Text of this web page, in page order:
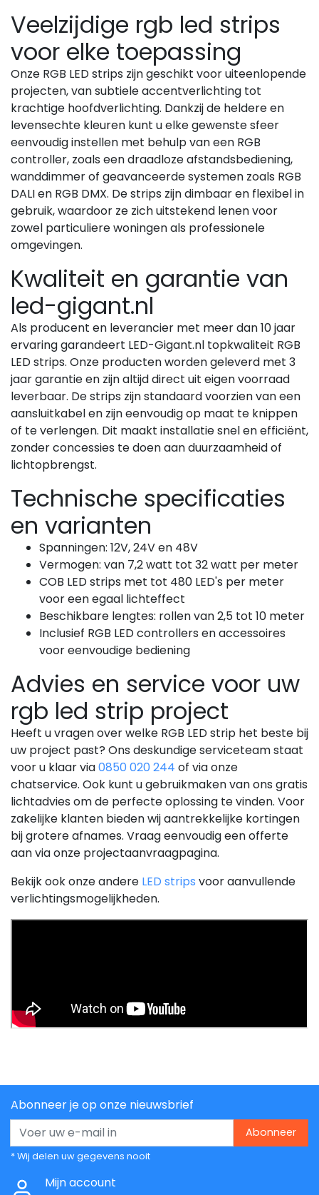
Veelzijdige rgb led strips
voor elke toepassing
Onze RGB LED strips zijn geschikt voor uiteenlopende
projecten, van subtiele accentverlichting tot
krachtige hoofdverlichting. Dankzij de heldere en
levensechte kleuren kunt u elke gewenste sfeer
eenvoudig instellen met behulp van een RGB
controller, zoals een draadloze afstandsbediening,
wanddimmer of geavanceerde systemen zoals RGB
DALI en RGB DMX. De strips zijn dimbaar en flexibel in
gebruik, waardoor ze zich uitstekend lenen voor
zowel particuliere woningen als professionele
omgevingen.
Kwaliteit en garantie van
led-gigant.nl
Als producent en leverancier met meer dan 10 jaar
ervaring garandeert LED-Gigant.nl topkwaliteit RGB
LED strips. Onze producten worden geleverd met 3
jaar garantie en zijn altijd direct uit eigen voorraad
leverbaar. De strips zijn standaard voorzien van een
aansluitkabel en zijn eenvoudig op maat te knippen
of te verlengen. Dit maakt installatie snel en efficiënt,
zonder concessies te doen aan duurzaamheid of
lichtopbrengst.
Technische specificaties
en varianten
Spanningen: 12V, 24V en 48V
Vermogen: van 7,2 watt tot 32 watt per meter
COB LED strips met tot 480 LED's per meter
voor een egaal lichteffect
Beschikbare lengtes: rollen van 2,5 tot 10 meter
Inclusief RGB LED controllers en accessoires
voor eenvoudige bediening
Advies en service voor uw
rgb led strip project
Heeft u vragen over welke RGB LED strip het beste bij
uw project past? Ons deskundige serviceteam staat
voor u klaar via0850 020 244 of via onze
chatservice. Ook kunt u gebruikmaken van ons gratis
lichtadvies om de perfecte oplossing te vinden. Voor
zakelijke klanten bieden wij aantrekkelijke kortingen
bij grotere afnames. Vraag eenvoudig een offerte
aan via onze projectaanvraagpagina.
Bekijk ook onze andere LED strips voor aanvullende
verlichtingsmogelijkheden.
Abonneer je op onze nieuwsbrief
Abonneer
* Wij delen uw gegevens nooit
Mijn account